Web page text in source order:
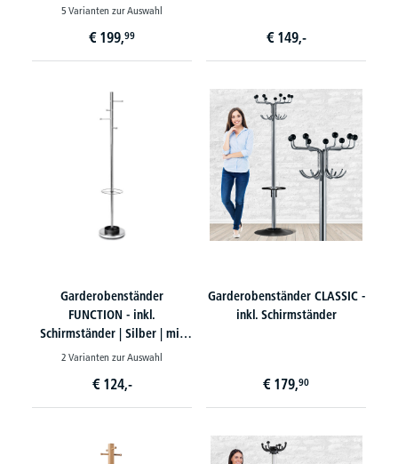
5 Varianten zur Auswahl
€ 199,99 € 149,-
Garderobenständer
FUNCTION - inkl.
Schirmständer | Silber | mit
Schirmständer
2 Varianten zur Auswahl
€ 124,-
Garderobenständer CLASSIC -
inkl. Schirmständer
€ 179,90